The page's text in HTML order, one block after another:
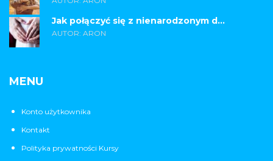
Jak połączyć się z nienarodzonym d...
AUTOR: ARON
MENU
Konto użytkownika
Kontakt
Polityka prywatności Kursy